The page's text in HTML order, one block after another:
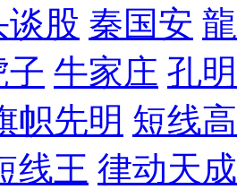
谈股 秦国安
子 牛家庄 孔
帜先明 短线
线王 律动天成